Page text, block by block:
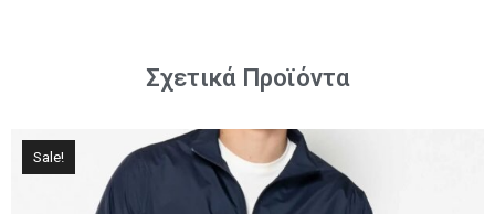
Σχετικά Προϊόντα
Sale!